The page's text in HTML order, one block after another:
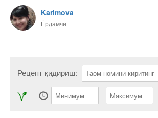
Karimova
Ёрдамчи
Рецепт қидириш: